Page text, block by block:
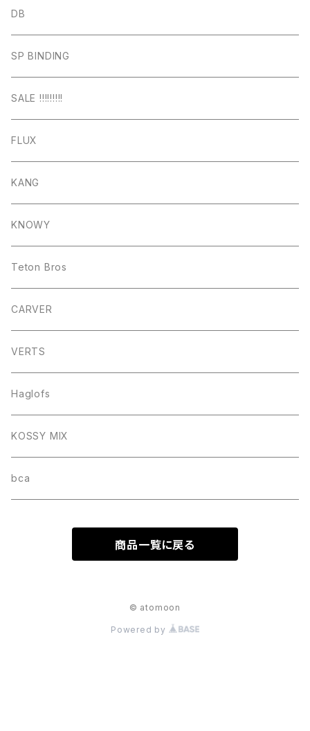
DB
SP BINDING
SALE !!!!!!!!!
FLUX
KANG
KNOWY
Teton Bros
CARVER
VERTS
Haglofs
KOSSY MIX
bca
商品一覧に戻る
© atomoon
Powered by